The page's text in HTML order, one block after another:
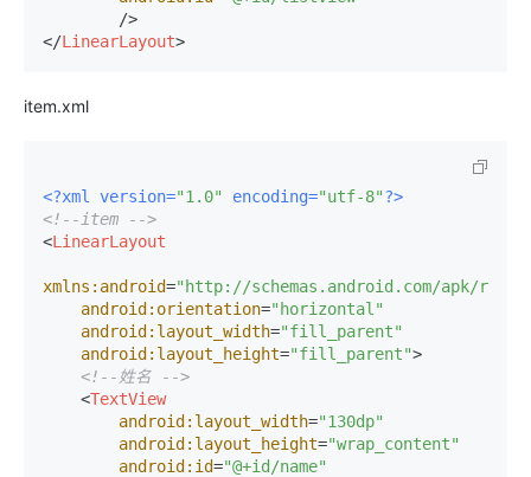
        />
</LinearLayout>
item.xml
<?xml version="1.0" encoding="utf-8"?>
<!--item -->
<LinearLayout
xmlns:android="http://schemas.android.com/apk/res/
android:orientation="horizontal"
android:layout_width="fill_parent"
android:layout_height="fill_parent">
<!--姓名 -->
<TextView
android:layout_width="130dp"
android:layout_height="wrap_content"
android:id="@+id/name"